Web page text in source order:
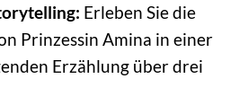
Erleben Sie die
Prinzessin Amina in einer
Erzählung über drei